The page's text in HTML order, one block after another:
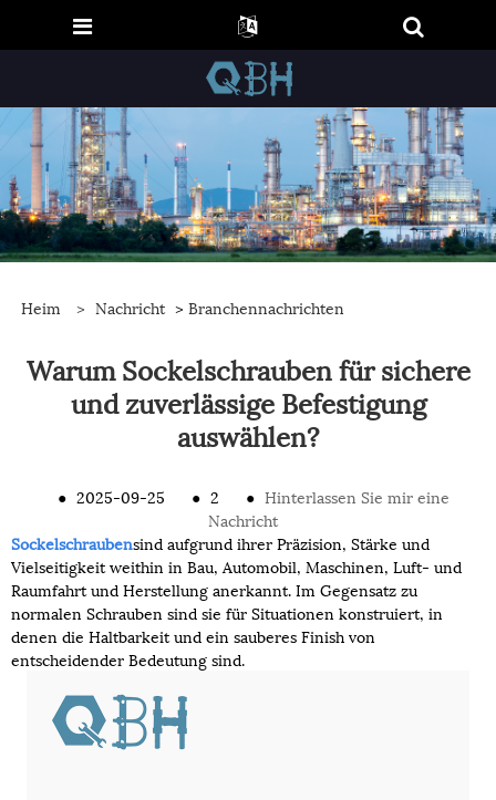
Heim > Nachricht > Branchennachrichten
Warum Sockelschrauben für sichere
und zuverlässige Befestigung
auswählen?
● 2025-09-25 ● 2 ● Hinterlassen Sie mir eine
Nachricht
Sockelschraubensind aufgrund ihrer Präzision, Stärke und
Vielseitigkeit weithin in Bau, Automobil, Maschinen, Luft- und
Raumfahrt und Herstellung anerkannt. Im Gegensatz zu
normalen Schrauben sind sie für Situationen konstruiert, in
denen die Haltbarkeit und ein sauberes Finish von
entscheidender Bedeutung sind.